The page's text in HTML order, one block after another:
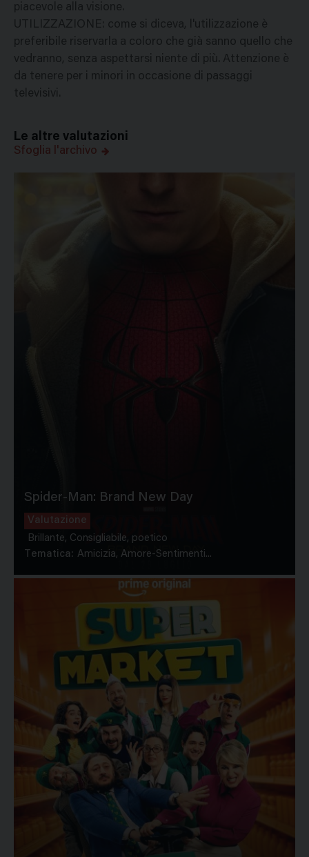
piacevole alla visione.
UTILIZZAZIONE: come si diceva, l'utilizzazione è
preferibile riservarla a coloro che già sanno quello che
vedranno, senza aspettarsi niente di più. Attenzione è
da tenere per i minori in occasione di passaggi
televisivi.
Le altre valutazioni
Sfoglia l'archivo
Spider-Man: Brand New Day
Valutazione
Brillante, Consigliabile, poetico
Tematica: Amicizia, Amore-Sentimenti...